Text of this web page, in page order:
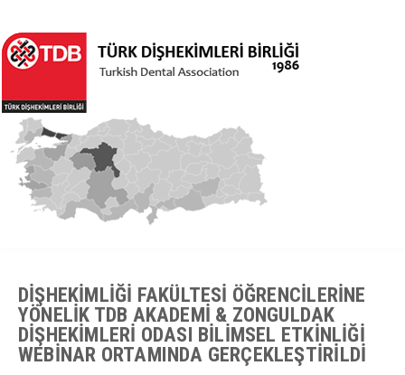
DİŞHEKİMLİĞİ FAKÜLTESİ ÖĞRENCİLERİNE
YÖNELİK TDB AKADEMİ & ZONGULDAK
DİŞHEKİMLERİ ODASI BİLİMSEL ETKİNLİĞİ
WEBİNAR ORTAMINDA GERÇEKLEŞTİRİLDİ